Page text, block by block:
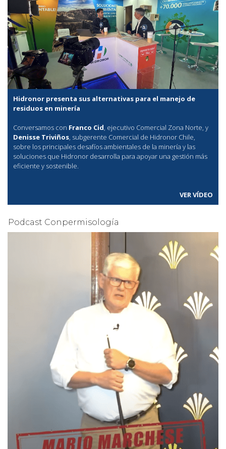
Hidronor presenta sus alternativas para el manejo de
residuos en minería
Conversamos con Franco Cid, ejecutivo Comercial Zona Norte, y
Denisse Triviños, subgerente Comercial de Hidronor Chile,
sobre los principales desafíos ambientales de la minería y las
soluciones que Hidronor desarrolla para apoyar una gestión más
eficiente y sostenible.
VER VÍDEO
Podcast Conpermisología